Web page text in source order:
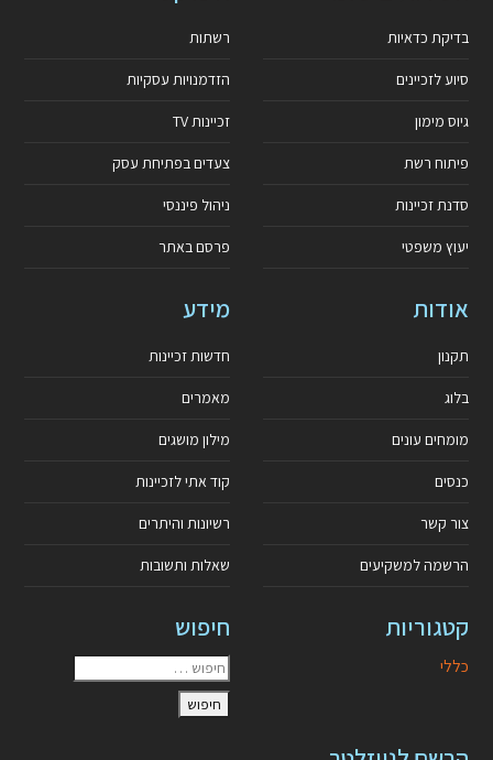
בדיקת כדאיות
סיוע לזכיינים
גיוס מימון
פיתוח רשת
סדנת זכיינות
יעוץ משפטי
רשתות
הזדמנויות עסקיות
זכיינות TV
צעדים בפתיחת עסק
ניהול פיננסי
פרסם באתר
אודות
תקנון
בלוג
מומחים עונים
כנסים
צור קשר
הרשמה למשקיעים
מידע
חדשות זכיינות
מאמרים
מילון מושגים
קוד אתי לזכיינות
רשיונות והיתרים
שאלות ותשובות
קטגוריות
כללי
חיפוש